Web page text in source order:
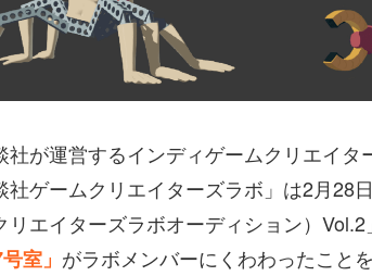
が運営するインディゲームクリエイタ
社ゲームクリエイターズラボ」は2月28
リエイターズラボオーディション）
室」 がラボメンバーにくわわったこと